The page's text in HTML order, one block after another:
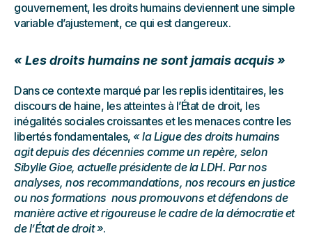
gouvernement, les droits humains deviennent une simple
variable d’ajustement, ce qui est dangereux.
« Les droits humains ne sont jamais acquis »
Dans ce contexte marqué par les replis identitaires, les
discours de haine, les atteintes à l’État de droit, les
inégalités sociales croissantes et les menaces contre les
libertés fondamentales, « la Ligue des droits humains
agit depuis des décennies comme un repère, selon
Sibylle Gioe, actuelle présidente de la LDH. Par nos
analyses, nos recommandations, nos recours en justice
ou nos formations nous promouvons et défendons de
manière active et rigoureuse le cadre de la démocratie et
de l’État de droit ».